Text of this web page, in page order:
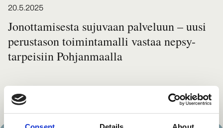
Posted on
20.5.2025
Jonottamisesta sujuvaan palveluun – uusi
perustason toimintamalli vastaa nepsy-
tarpeisiin Pohjanmaalla